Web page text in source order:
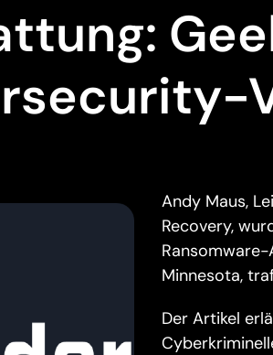
Andy Maus,
Recovery,
Minnesota,
Der Artikel